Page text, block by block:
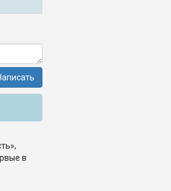
в